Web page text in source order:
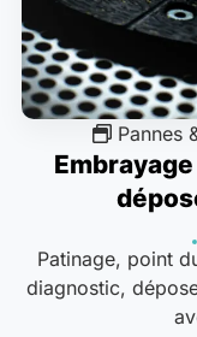
Pannes
Patinage, point
diagnostic,